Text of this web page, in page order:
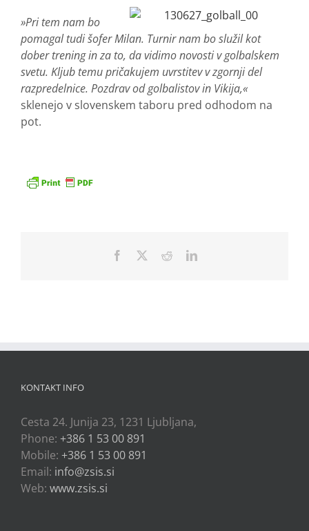
»Pri tem nam bo
pomagal tudi šofer Milan. Turnir nam bo služil kot
dober trening in za to, da vidimo novosti v golbalskem
svetu. Kljub temu pričakujem uvrstitev v zgornji del
razpredelnice. Pozdrav od golbalistov in Vikija,«
sklenejo v slovenskem taboru pred odhodom na
pot.
Facebook RedditLinkedIn
KONTAKT INFO
Cesta 24. Junija 23, 1231 Ljubljana,
Phone: +386 1 53 00 891
Mobile: +386 1 53 00 891
Email: info@zsis.si
Web: www.zsis.si